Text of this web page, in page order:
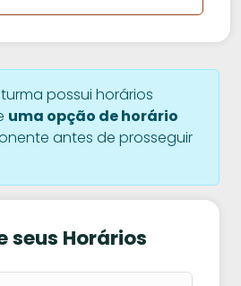
possui horários
uma opção de horário
antes de prosseguir
seus Horários